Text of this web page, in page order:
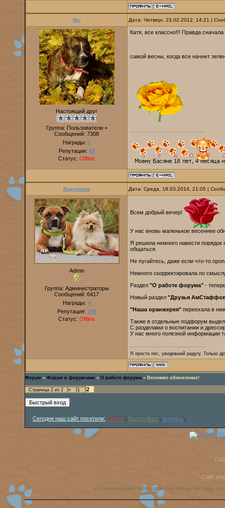
Nic Дата: Четверг, 23.02.2012, 14:21 |
Настоящий друг
Группа: Пользователи +
Сообщений: 7308
Награды: 2
Репутация: 83
Статус: Offline
Катя, все классно!!! Правда
самой весны, когда все начнет
Екатерина Дата: Среда, 19.03.2014, 21:05 |
Admin
Группа: Администраторы
Сообщений: 6417
Награды: 4
Репутация: 190
Статус: Offline
Всем добрый вечер!
У нас вновь маленькое весеннее
Я решила немного навести
общаться.
Не пугайтесь, даже если что-то
Немного скорректировала по
Раздел "О работе форума" -
Новый раздел "Друзья
"Наша оранжерея" переехала в
Также в отдельные подфорум
С разделами о воспитании и
У нас много полезной информации
Я просто пёс, увидевший радугу. Только
Форум » Форум и форумчане » О работе форума » Весеннее обновление!
Страница 2 из 2 « 1 2
Сегодня наш сайт посетили: Tigrino Blackbrilliant Angelika
Сайт
аст, американский стаффордширский терьер, амстафф,